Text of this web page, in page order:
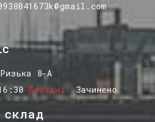
8-А
Вихідні Зачинено
склад